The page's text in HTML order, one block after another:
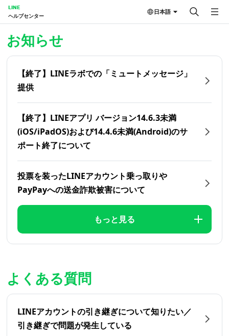
LINE
ヘルプセンター
日本語
お知らせ
【終了】LINEラボでの「ミュートメッセージ」
提供
【終了】LINEアプリ バージョン14.6.3未満
(iOS/iPadOS)および14.4.6未満(Android)のサ
ポート終了について
投票を装ったLINEアカウント乗っ取りや
PayPayへの送金詐欺被害について
もっと見る
よくある質問
LINEアカウントの引き継ぎについて知りたい／
引き継ぎで問題が発生している